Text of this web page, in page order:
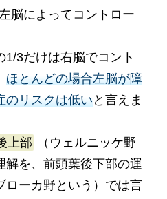
脳によってコントロー
3だけは右脳でコント
ほとんどの場合左脳が障
のリスクは低いと言えま
上部
（ウェルニッケ野
解を、前頭葉後下部の運
ローカ野という）では言